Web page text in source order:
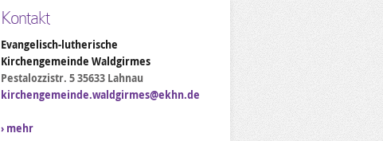
Kontakt
Evangelisch-lutherische
Kirchengemeinde Waldgirmes
Pestalozzistr. 5 35633 Lahnau
kirchengemeinde.waldgirmes@ekhn.de
› mehr